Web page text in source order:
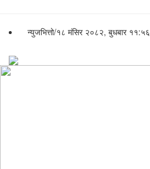
न्युजभित्तो/१८ मंसिर २०८२, बुधबार ११:५६